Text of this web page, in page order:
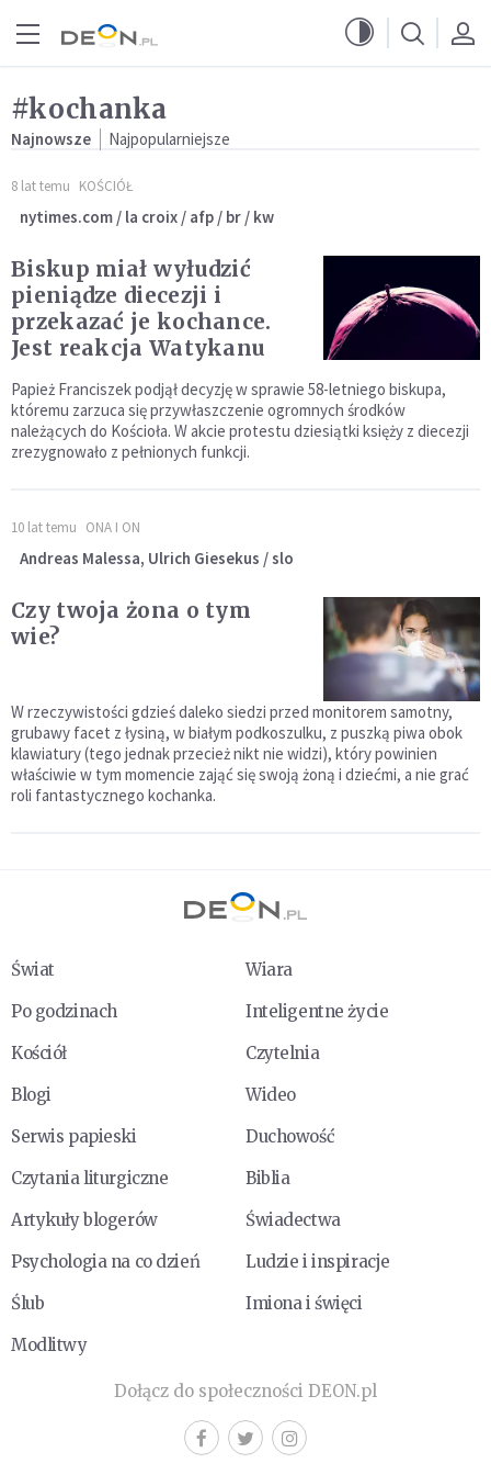
#kochanka
Najnowsze Najpopularniejsze
8 lat temu KOŚCIÓŁ
nytimes.com / la croix / afp / br / kw
Biskup miał wyłudzić
pieniądze diecezji i
przekazać je kochance.
Jest reakcja Watykanu
Papież Franciszek podjął decyzję w sprawie 58-letniego biskupa,
któremu zarzuca się przywłaszczenie ogromnych środków
należących do Kościoła. W akcie protestu dziesiątki księży z diecezji
zrezygnowało z pełnionych funkcji.
10 lat temu ONA I ON
Andreas Malessa, Ulrich Giesekus / slo
Czy twoja żona o tym
wie?
W rzeczywistości gdzieś daleko siedzi przed monitorem samotny,
grubawy facet z łysiną, w białym podkoszulku, z puszką piwa obok
klawiatury (tego jednak przecież nikt nie widzi), który powinien
właściwie w tym momencie zająć się swoją żoną i dziećmi, a nie grać
roli fantastycznego kochanka.
Świat
Wiara
Po godzinach
Inteligentne życie
Kościół
Czytelnia
Blogi
Wideo
Serwis papieski
Duchowość
Czytania liturgiczne
Biblia
Artykuły blogerów
Świadectwa
Psychologia na co dzień
Ludzie i inspiracje
Ślub
Imiona i święci
Modlitwy
Dołącz do społeczności DEON.pl